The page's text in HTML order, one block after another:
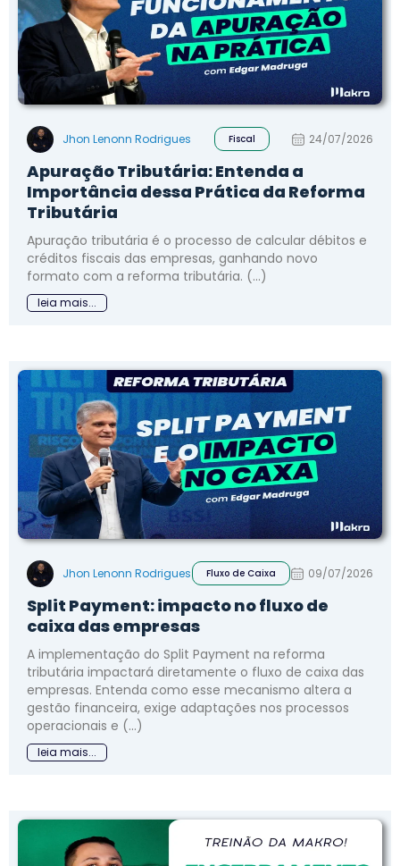
Jhon Lenonn Rodrigues Fiscal 24/07/2026
Apuração Tributária: Entenda a
Importância dessa Prática da Reforma
Tributária
Apuração tributária é o processo de calcular débitos e
créditos fiscais das empresas, ganhando novo
formato com a reforma tributária. (...)
leia mais...
Jhon Lenonn Rodrigues Fluxo de Caixa 09/07/2026
Split Payment: impacto no fluxo de
caixa das empresas
A implementação do Split Payment na reforma
tributária impactará diretamente o fluxo de caixa das
empresas. Entenda como esse mecanismo altera a
gestão financeira, exige adaptações nos processos
operacionais e (...)
leia mais...